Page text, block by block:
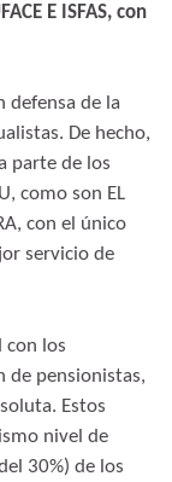
E ISFAS, con
defensa de la
De hecho,
parte de los
como son EL
con el único
servicio de
con los
de pensionistas,
Estos
nivel de
30%) de los